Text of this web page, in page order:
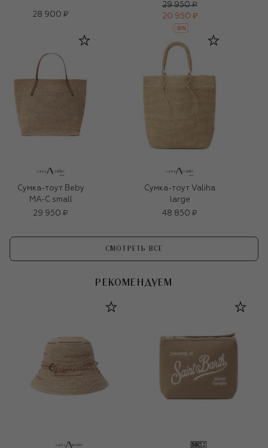
28 900 ₽
29 950 ₽
20 950 ₽
-30%
Сумка-тоут Beby
MA-C small
29 950 ₽
Сумка-тоут Valiha
large
48 850 ₽
СМОТРЕТЬ ВСЕ
РЕКОМЕНДУЕМ